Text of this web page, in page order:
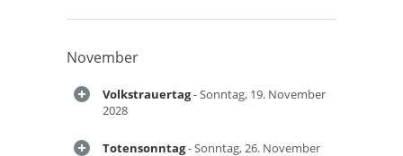
November
Volkstrauertag- Sonntag, 19. November
2028
Totensonntag- Sonntag, 26. November